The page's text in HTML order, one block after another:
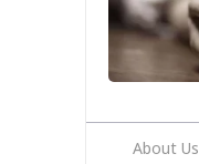
About Us